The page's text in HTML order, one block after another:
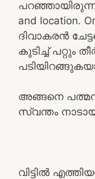
and location.
ദിവാകരൻ
കുടിച്ച് പറ്റും
അങ്ങനെ
സ്വന്തം
വിട്ടിൽ